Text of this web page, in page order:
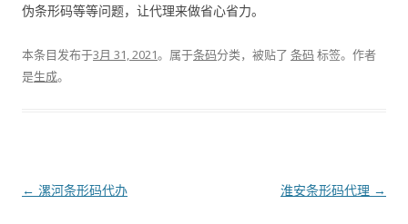
伪条形码等等问题，让代理来做省心省力。
本条目发布于3月 31, 2021。属于条码分类，被贴了 条码 标签。 作者
是生成。
文
← 漯河条形码代办 淮安条形码代理 →